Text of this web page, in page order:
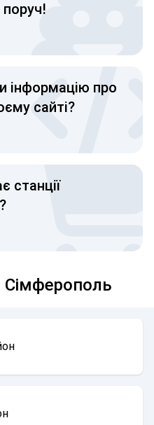
поруч!
інформацію про
сайті?
станції
Сімферополь